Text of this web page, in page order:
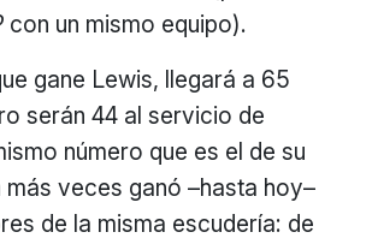
con un mismo equipo).
gane Lewis, llegará a 65
serán 44 al servicio de
número que es el de su
más veces ganó –hasta hoy–
de la misma escudería: de